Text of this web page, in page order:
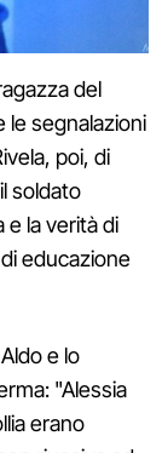
del
le segnalazioni
poi, di
soldato
e la verità di
educazione
e lo
"Alessia
erano